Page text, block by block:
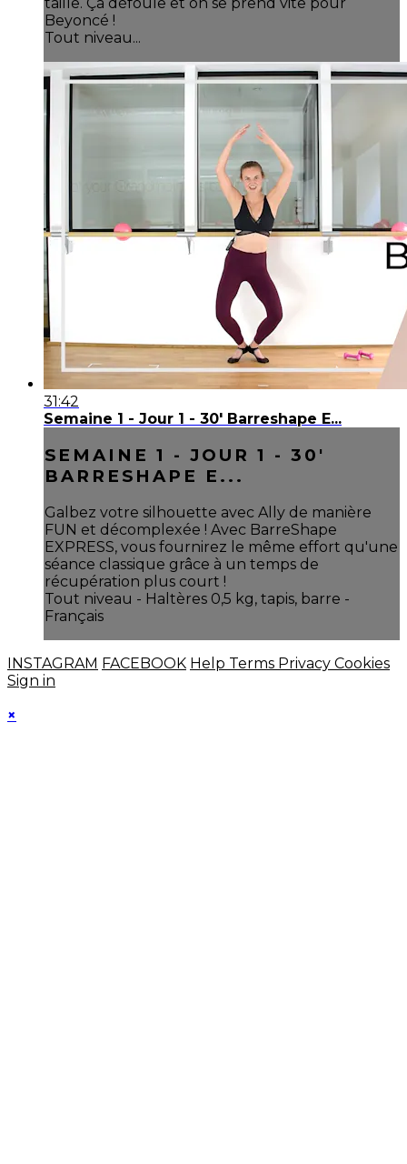
Beyoncé !
Tout niveau...
31:42
Semaine 1 - Jour 1 - 30' Barreshape E...
SEMAINE 1 - JOUR 1 - 30'
BARRESHAPE E...
Galbez votre silhouette avec Ally de manière
FUN et décomplexée ! Avec BarreShape
EXPRESS, vous fournirez le même effort qu'une
séance classique grâce à un temps de
récupération plus court !
Tout niveau - Haltères 0,5 kg, tapis, barre -
Français
INSTAGRAM FACEBOOK Help Terms Privacy Cookies
Sign in
×